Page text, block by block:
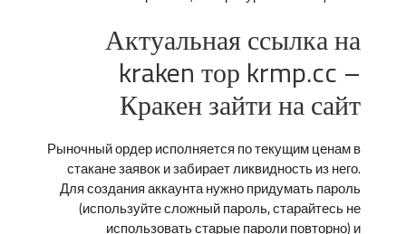
Актуальная ссылка на
kraken тор krmp.cc –
Кракен зайти на сайт
Рыночный ордер исполняется по текущим ценам в
стакане заявок и забирает ликвидность из него.
Для создания аккаунта нужно придумать пароль
(используйте сложный пароль, старайтесь не
использовать старые пароли повторно) и